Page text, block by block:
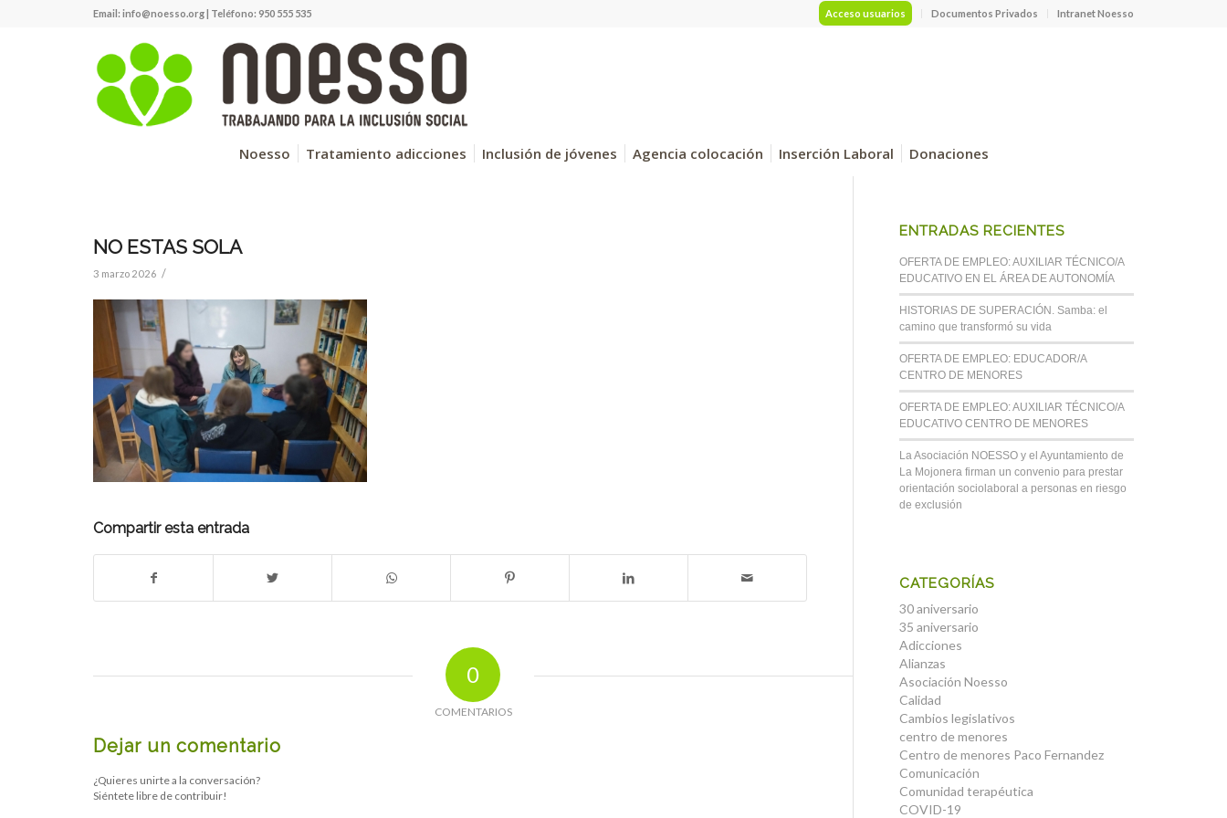
Acceso usuarios Documentos Privados Intranet Noesso
Email: info@noesso.org| Teléfono: 950 555 535
Noesso Tratamiento adicciones Inclusión de jóvenes Agencia colocación Inserción Laboral Donaciones
NO ESTAS SOLA
3 marzo 2026 /
Compartir esta entrada
0
COMENTARIOS
Dejar un comentario
¿Quieres unirte a la conversación?
Siéntete libre de contribuir!
ENTRADAS RECIENTES
OFERTA DE EMPLEO: AUXILIAR TÉCNICO/A
EDUCATIVO EN EL ÁREA DE AUTONOMÍA
HISTORIAS DE SUPERACIÓN. Samba: el
camino que transformó su vida
OFERTA DE EMPLEO: EDUCADOR/A
CENTRO DE MENORES
OFERTA DE EMPLEO: AUXILIAR TÉCNICO/A
EDUCATIVO CENTRO DE MENORES
La Asociación NOESSO y el Ayuntamiento de
La Mojonera firman un convenio para prestar
orientación sociolaboral a personas en riesgo
de exclusión
CATEGORÍAS
30 aniversario
35 aniversario
Adicciones
Alianzas
Asociación Noesso
Calidad
Cambios legislativos
centro de menores
Centro de menores Paco Fernandez
Comunicación
Comunidad terapéutica
COVID-19